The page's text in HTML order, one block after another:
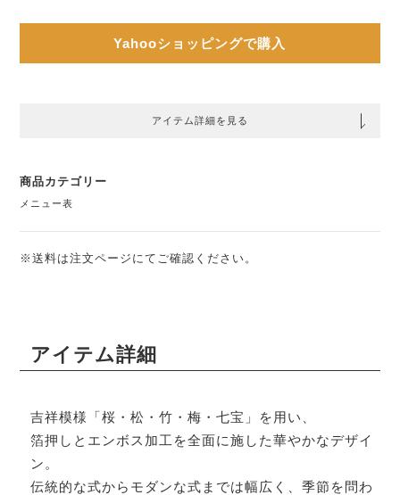
Yahooショッピングで購入
アイテム詳細を見る
商品カテゴリー
メニュー表
※送料は注文ページにてご確認ください。
アイテム詳細
吉祥模様「桜・松・竹・梅・七宝」を用い、
箔押しとエンボス加工を全面に施した華やかなデザイ
ン。
伝統的な式からモダンな式までは幅広く、季節を問わ